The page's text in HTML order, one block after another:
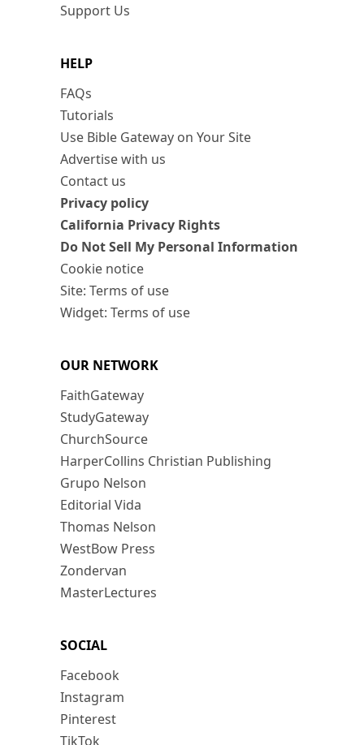
Support Us
HELP
FAQs
Tutorials
Use Bible Gateway on Your Site
Advertise with us
Contact us
Privacy policy
California Privacy Rights
Do Not Sell My Personal Information
Cookie notice
Site: Terms of use
Widget: Terms of use
OUR NETWORK
FaithGateway
StudyGateway
ChurchSource
HarperCollins Christian Publishing
Grupo Nelson
Editorial Vida
Thomas Nelson
WestBow Press
Zondervan
MasterLectures
SOCIAL
Facebook
Instagram
Pinterest
TikTok